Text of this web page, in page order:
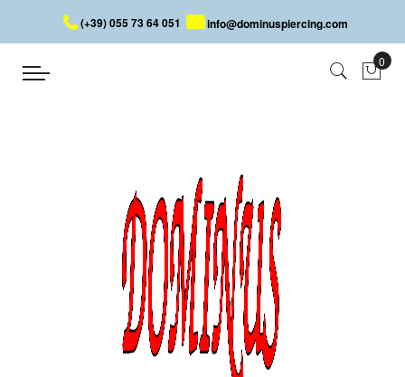
(+39) 055 73 64 051 info@dominuspiercing.com
Collier